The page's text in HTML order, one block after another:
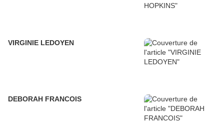
VIRGINIE LEDOYEN
DEBORAH FRANCOIS